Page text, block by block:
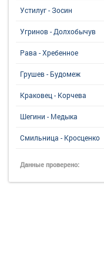
Устилуг - Зосин
Угринов - Долхобычув
Рава - Хребенное
Грушев - Будомеж
Краковец - Корчева
Шегини - Медыка
Смильница - Кросценко
Данные проверено: